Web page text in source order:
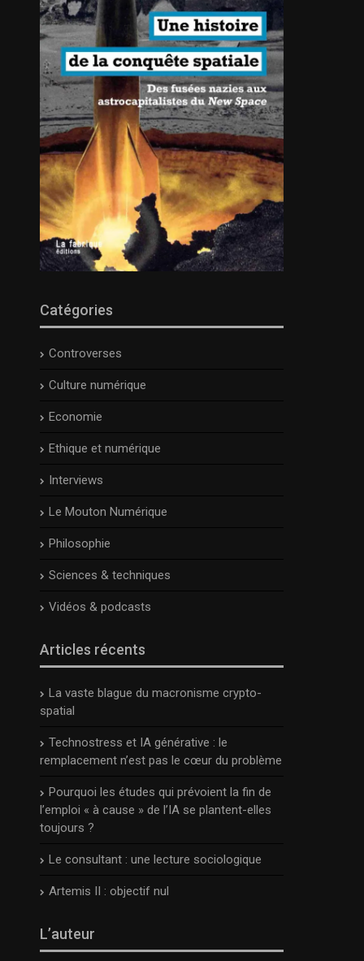
Catégories
Controverses
Culture numérique
Economie
Ethique et numérique
Interviews
Le Mouton Numérique
Philosophie
Sciences & techniques
Vidéos & podcasts
Articles récents
La vaste blague du macronisme crypto-
spatial
Technostress et IA générative : le
remplacement n’est pas le cœur du problème
Pourquoi les études qui prévoient la fin de
l’emploi « à cause » de l’IA se plantent-elles
toujours ?
Le consultant : une lecture sociologique
Artemis II : objectif nul
L’auteur